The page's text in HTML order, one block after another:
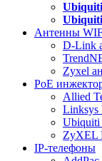
Антенны
D-Link
Zyxel
PoE
Allied
Linksys
Ubiquiti
ZyXEL
IP-телефоны